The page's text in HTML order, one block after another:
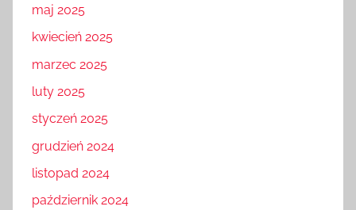
maj 2025
kwiecień 2025
marzec 2025
luty 2025
styczeń 2025
grudzień 2024
listopad 2024
październik 2024